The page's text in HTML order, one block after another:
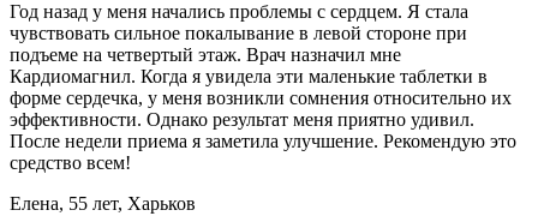
Год назад у меня начались проблемы с сердцем. Я стала
чувствовать сильное покалывание в левой стороне при
подъеме на четвертый этаж. Врач назначил мне
Кардиомагнил. Когда я увидела эти маленькие таблетки в
форме сердечка, у меня возникли сомнения относительно их
эффективности. Однако результат меня приятно удивил.
После недели приема я заметила улучшение. Рекомендую это
средство всем!
Елена, 55 лет, Харьков